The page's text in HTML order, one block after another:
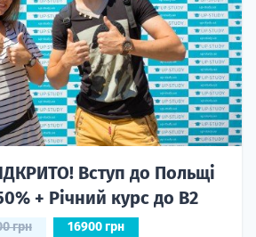
Вступ до Польщі
+ Річний курс до B2
грн 16900 грн